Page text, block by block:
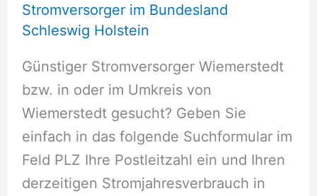
Stromversorger im Bundesland
Schleswig Holstein
Günstiger Stromversorger Wiemerstedt
bzw. in oder im Umkreis von
Wiemerstedt gesucht? Geben Sie
einfach in das folgende Suchformular im
Feld PLZ Ihre Postleitzahl ein und Ihren
derzeitigen Stromjahresverbrauch in